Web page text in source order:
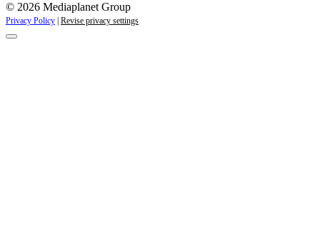
© 2026 Mediaplanet Group
Privacy Policy Revise privacy settings